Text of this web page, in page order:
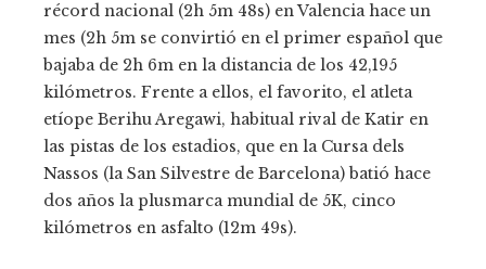
récord nacional (2h 5m 48s) en Valencia hace un
mes (2h 5m se convirtió en el primer español que
bajaba de 2h 6m en la distancia de los 42,195
kilómetros. Frente a ellos, el favorito, el atleta
etíope Berihu Aregawi, habitual rival de Katir en
las pistas de los estadios, que en la Cursa dels
Nassos (la San Silvestre de Barcelona) batió hace
dos años la plusmarca mundial de 5K, cinco
kilómetros en asfalto (12m 49s).